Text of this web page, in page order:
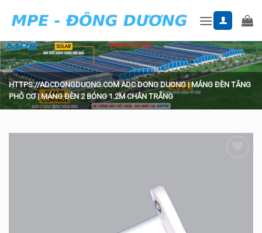
HTTPS://ADCDONGDUONG.COM ADC DONG DUONG|MÁNG ĐÈN TĂNG
PHÔ CƠ| MÁNG ĐÈN 2 BÓNG 1.2M CHÂN TRẮNG